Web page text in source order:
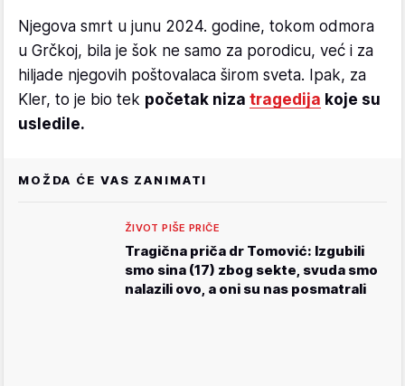
Njegova smrt u junu 2024. godine, tokom odmora
u Grčkoj, bila je šok ne samo za porodicu, već i za
hiljade njegovih poštovalaca širom sveta. Ipak, za
Kler, to je bio tek početak niza tragedija koje su
usledile.
MOŽDA ĆE VAS ZANIMATI
ŽIVOT PIŠE PRIČE
Tragična priča dr Tomović: Izgubili
smo sina (17) zbog sekte, svuda smo
nalazili ovo, a oni su nas posmatrali